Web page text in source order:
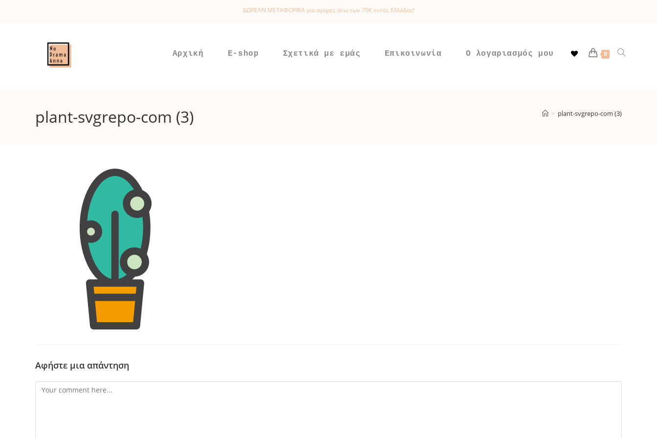
ΔΩΡΕΑΝ ΜΕΤΑΦΟΡΙΚΑ για αγορές άνω των 70€ εντός Ελλάδος!
Αρχική E-shop Σχετικά με εμάς Επικοινωνία Ο λογαριασμός μου 0 Toggle
plant-svgrepo-com (3) > plant-svgrepo-com (3)
Αφήστε μια απάντηση
Comment